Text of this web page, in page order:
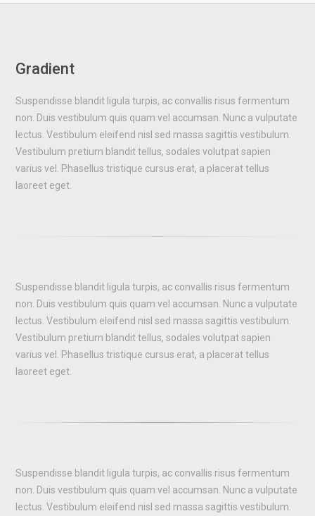
Gradient
Suspendisse blandit ligula turpis, ac convallis risus fermentum
non. Duis vestibulum quis quam vel accumsan. Nunc a vulputate
lectus. Vestibulum eleifend nisl sed massa sagittis vestibulum.
Vestibulum pretium blandit tellus, sodales volutpat sapien
varius vel. Phasellus tristique cursus erat, a placerat tellus
laoreet eget.
Suspendisse blandit ligula turpis, ac convallis risus fermentum
non. Duis vestibulum quis quam vel accumsan. Nunc a vulputate
lectus. Vestibulum eleifend nisl sed massa sagittis vestibulum.
Vestibulum pretium blandit tellus, sodales volutpat sapien
varius vel. Phasellus tristique cursus erat, a placerat tellus
laoreet eget.
Suspendisse blandit ligula turpis, ac convallis risus fermentum
non. Duis vestibulum quis quam vel accumsan. Nunc a vulputate
lectus. Vestibulum eleifend nisl sed massa sagittis vestibulum.